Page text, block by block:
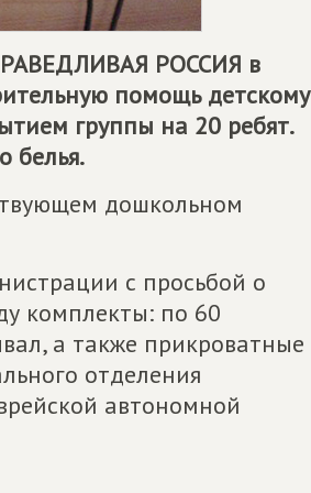
РОССИЯ в
помощь детскому
группы на 20 ребят.
белья.
дошкольном
с просьбой о
комплекты: по 60
а также прикроватные
отделения
автономной